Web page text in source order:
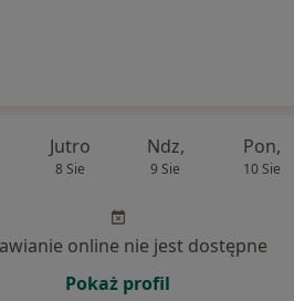
Jutro
8 Sie
Ndz,
9 Sie
Pon,
10 Sie
online nie jest dostępne
Pokaż profil